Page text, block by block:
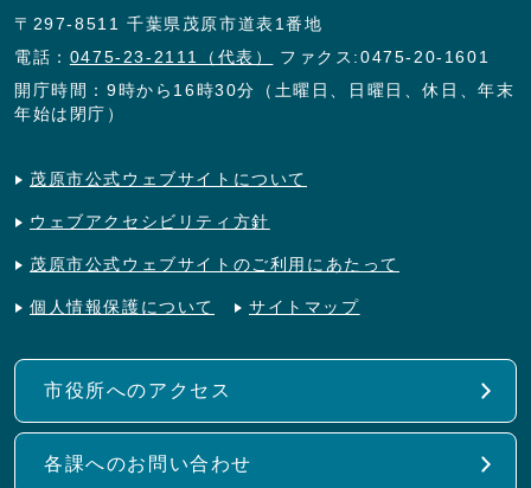
〒297-8511 千葉県茂原市道表1番地
電話： 0475-23-2111（代表）
ファクス:0475-20-1601
開庁時間：9時から16時30分（土曜日、日曜日、休日、年末
年始は閉庁）
茂原市公式ウェブサイトについて
ウェブアクセシビリティ方針
茂原市公式ウェブサイトのご利用にあたって
個人情報保護について サイトマップ
市役所へのアクセス
各課へのお問い合わせ